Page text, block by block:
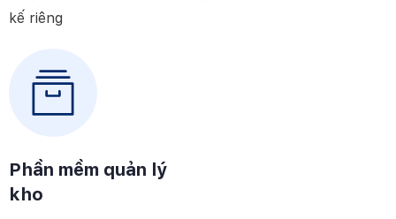
kế riêng
Phần mềm quản lý
kho